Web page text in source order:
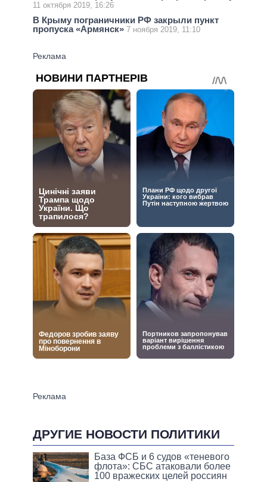
11 октября 2019, 16:26
В Крыму пограничники РФ закрыли пункт
пропуска «Армянск» 7 ноября 2019, 11:10
ДРУГИЕ НОВОСТИ ПОЛИТИКИ
База ФСБ и 6 судов «теневого
флота»: СБС атаковали более
100 вражеских целей россиян